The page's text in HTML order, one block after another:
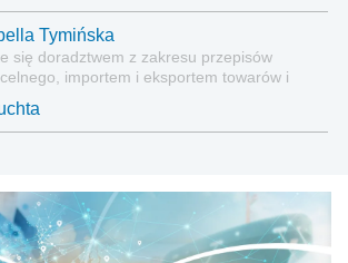
Tymińska
się doradztwem z zakresu przepisów
importem i eksportem towarów i